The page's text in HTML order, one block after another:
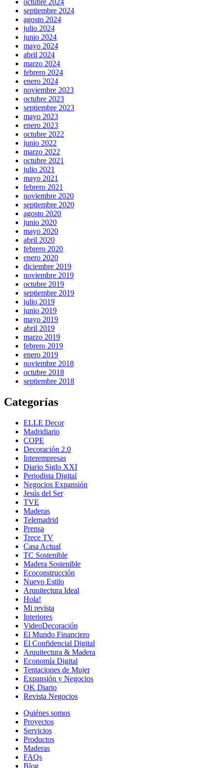
septiembre 2024
agosto 2024
julio 2024
junio 2024
mayo 2024
abril 2024
marzo 2024
febrero 2024
enero 2024
noviembre 2023
octubre 2023
septiembre 2023
mayo 2023
enero 2023
octubre 2022
junio 2022
marzo 2022
octubre 2021
julio 2021
mayo 2021
febrero 2021
noviembre 2020
septiembre 2020
agosto 2020
junio 2020
mayo 2020
abril 2020
febrero 2020
enero 2020
diciembre 2019
noviembre 2019
octubre 2019
septiembre 2019
julio 2019
junio 2019
mayo 2019
abril 2019
marzo 2019
febrero 2019
enero 2019
noviembre 2018
octubre 2018
septiembre 2018
Categorías
ELLE Decor
Madridiario
COPE
Decoración 2.0
Interempresas
Diario Siglo XXI
Periodista Digital
Negocios Expansión
Jesús del Ser
TVE
Maderas
Telemadrid
Prensa
Trece TV
Casa Actual
TC Sostenible
Madera Sostenible
Ecoconstrucción
Nuevo Estilo
Arquitectura Ideal
Hola!
Mi revista
Interiores
VideoDecoración
El Mundo Financiero
El Confidencial Digital
Arquitectura & Madera
Economía Digital
Tentaciones de Mujer
Expansión y Negocios
OK Diario
Revista Negocios
Quiénes somos
Proyectos
Servicios
Productos
Maderas
FAQs
Blog